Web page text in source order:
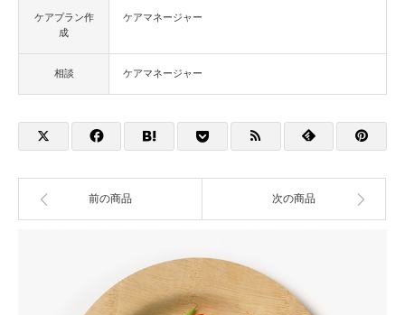
ケアプラン作
成
ケアマネージャー
相談 ケアマネージャー
前の商品 次の商品